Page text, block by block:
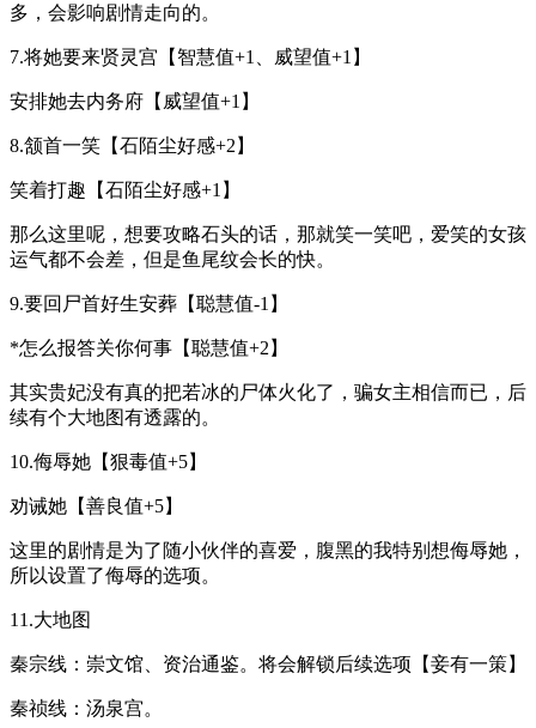
多，会影响剧情走向的。
7.将她要来贤灵宫【智慧值+1、威望值+1】
安排她去内务府【威望值+1】
8.颔首一笑【石陌尘好感+2】
笑着打趣【石陌尘好感+1】
那么这里呢，想要攻略石头的话，那就笑一笑吧，爱笑的女孩
运气都不会差，但是鱼尾纹会长的快。
9.要回尸首好生安葬【聪慧值-1】
*怎么报答关你何事【聪慧值+2】
其实贵妃没有真的把若冰的尸体火化了，骗女主相信而已，后
续有个大地图有透露的。
10.侮辱她【狠毒值+5】
劝诫她【善良值+5】
这里的剧情是为了随小伙伴的喜爱，腹黑的我特别想侮辱她，
所以设置了侮辱的选项。
11.大地图
秦宗线：崇文馆、资治通鉴。将会解锁后续选项【妾有一策】
秦祯线：汤泉宫。